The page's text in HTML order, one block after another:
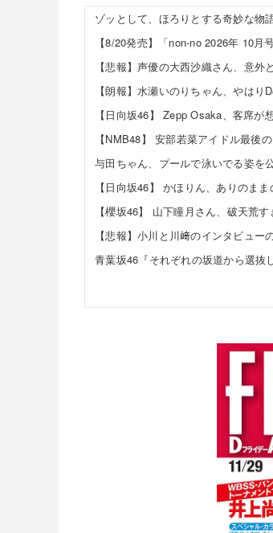
ゾッとして、ほろりとする奇妙な物語
【悲報】声優の大西沙織さん、意外
【朗報】水瀬いのりちゃん、やはり
【日向坂46】 Zepp Osaka、客席
【NMB48】 安部若菜アイドル最後
与田ちゃん、プールで泳いでる姿を
【櫻坂46】 山下瞳月さん、破天荒